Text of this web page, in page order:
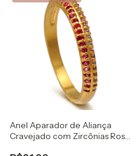
Anel Aparador de Aliança
Cravejado com Zircônias Rosa